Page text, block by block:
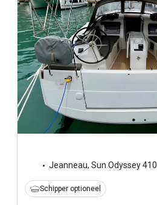
Jeanneau, Sun Odyssey 410
Schipper optioneel